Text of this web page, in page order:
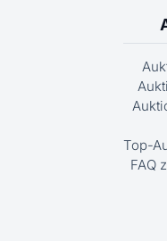
Top-
FAQ